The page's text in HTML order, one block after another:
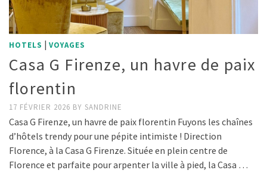
HOTELS | VOYAGES
Casa G Firenze, un havre de paix
florentin
17 FÉVRIER 2026 BY SANDRINE
Casa G Firenze, un havre de paix florentin Fuyons les chaînes
d’hôtels trendy pour une pépite intimiste ! Direction
Florence, à la Casa G Firenze. Située en plein centre de
Florence et parfaite pour arpenter la ville à pied, la Casa …